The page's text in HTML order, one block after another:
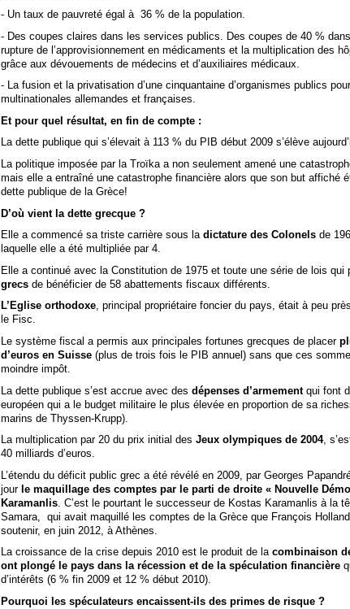
- Un taux de pauvreté égal à 36 % de la population.
- Des coupes claires dans les services publics. Des coupes de 40 %
rupture de l’approvisionnement en médicaments et la multiplication des
grâce aux dévouements de médecins et d’auxiliaires médicaux.
- La fusion et la privatisation d’une cinquantaine d’organismes publics
multinationales allemandes et françaises.
Et pour quel résultat, en fin de compte :
La dette publique qui s’élevait à 113 % du PIB début 2009 s’élève
La politique imposée par la Troïka a non seulement amené une
mais elle a entraîné une catastrophe financière alors que son but affiché
dette publique de la Grèce!
D’où vient la dette grecque ?
Elle a commencé sa triste carrière sous la dictature des Colonelsde
laquelle elle a été multipliée par 4.
Elle a continué avec la Constitution de 1975 et toute une série de lois qui
grecsde bénéficier de 58 abattements fiscaux différents.
L’Eglise orthodoxe, principal propriétaire foncier du pays, était à peu
le Fisc.
Le système fiscal a permis aux principales fortunes grecques de placer
d’euros en Suisse(plus de trois fois le PIB annuel) sans que ces
moindre impôt.
La dette publique s’est accrue avec des dépenses d’armementqui font
européen qui a le budget militaire le plus élevée en proportion de sa
marins de Thyssen-Krupp).
La multiplication par 20 du prix initial des Jeux olympiques de 2004,
40 milliards d’euros.
L’étendu du déficit public grec a été révélé en 2009, par Georges
jour le maquillage des comptes par le parti de droite « Nouvelle
Karamanlis. C’est le pourtant le successeur de Kostas Karamanlis à la
Samara, qui avait maquillé les comptes de la Grèce que François
soutenir, en juin 2012, à Athènes.
La croissance de la crise depuis 2010 est le produit de la combinaison
ont plongé le pays dans la récession et de la spéculation financière
d’intérêts (6 % fin 2009 et 12 % début 2010).
Pourquoi les spéculateurs encaissent-ils des primes de risque ?